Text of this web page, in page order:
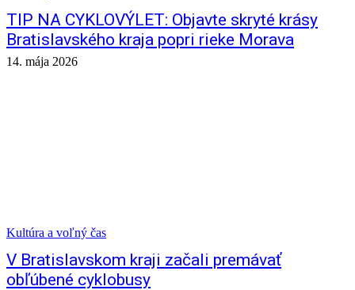
TIP NA CYKLOVÝLET: Objavte skryté krásy
Bratislavského kraja popri rieke Morava
14. mája 2026
Kultúra a voľný čas
V Bratislavskom kraji začali premávať
obľúbené cyklobusy